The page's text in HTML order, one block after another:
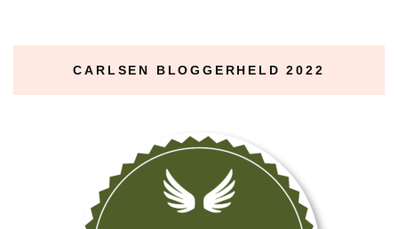
CARLSEN BLOGGERHELD 2022